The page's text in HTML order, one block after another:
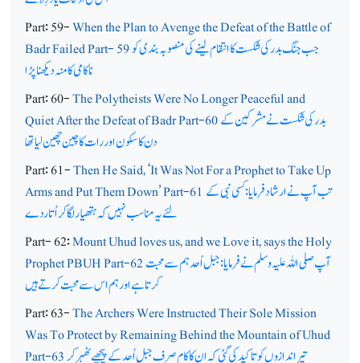
Part: 59-When the Plan to Avenge the Defeat of the Battle of
Badr Failed Part- 59جب جنگ بدر کی شکست کا انتقام لینے کی منصوبہ بندی کو
ناکامی کا منہ دیکھنا پڑا
Part: 60-The Polytheists Were No Longer Peaceful and
Quiet After the Defeat of Badr Part-60بدر کی شکست نے مشرکین کے
دن کا سکون اور رات کاچین چھین لیا تھا
Part: 61-Then He Said, ‘It Was Not For a Prophet to Take Up
Arms and Put Them Down’ Part-61 تب آپ نے ارشاد فرمایا: کسی نبی کے
لئے یہ مناسب نہیں کہ ہتھیار لگا کر اُتاردے
Part- 62:Mount Uhud loves us, and we Love it, says the Holy
Prophet PBUH Part-62آپ صلی اللہ علیہ وسلم نے فرمایا: جبل اُحد ہم سے محبت
کرتاہے اور ہم اس سے محبت کرتے ہیں
Part: 63-The Archers Were Instructed Their Sole Mission
Was To Protect by Remaining Behind the Mountain of Uhud
Part-63تیر اندازوں کو تاکید کی گئی کہ ان کا کام صرف جبلِ اُحد کے پیچھے ٹھہر کر